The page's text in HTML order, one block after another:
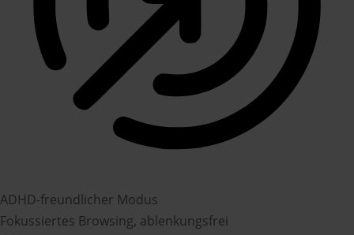
ADHD-freundlicher Modus
Fokussiertes Browsing, ablenkungsfrei